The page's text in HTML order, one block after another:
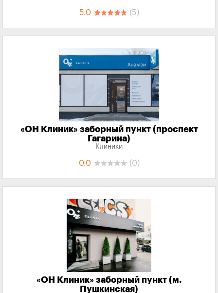
5.0 (5)
«‎ОН Клиник» заборный пункт (проспект
Гагарина)
Клиники
0.0 (0)
«‎ОН Клиник» заборный пункт (м.
Пушкинская)